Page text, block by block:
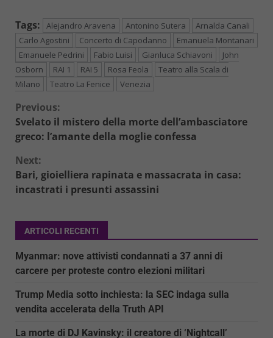
Tags: Alejandro Aravena Antonino Sutera
Arnalda Canali
Carlo Agostini
Concerto di Capodanno
Emanuela Montanari
Emanuele Pedrini
Fabio Luisi Gianluca Schiavoni
John
Osborn
RAI 1 RAI 5 Rosa Feola
Teatro alla Scala di
Milano
Teatro La Fenice Venezia
Continue
Reading
Previous:
Svelato il mistero della morte dell’ambasciatore
greco: l’amante della moglie confessa
Next:
Bari, gioielliera rapinata e massacrata in casa:
incastrati i presunti assassini
ARTICOLI RECENTI
Myanmar: nove attivisti condannati a 37 anni di
carcere per proteste contro elezioni militari
Trump Media sotto inchiesta: la SEC indaga sulla
vendita accelerata della Truth API
La morte di DJ Kavinsky: il creatore di ‘Nightcall’